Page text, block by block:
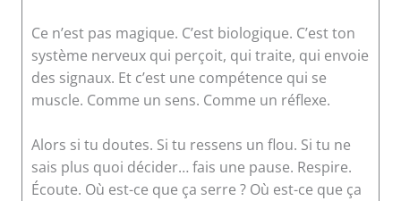
Ce n’est pas magique. C’est biologique. C’est ton
système nerveux qui perçoit, qui traite, qui envoie
des signaux. Et c’est une compétence qui se
muscle. Comme un sens. Comme un réflexe.
Alors si tu doutes. Si tu ressens un flou. Si tu ne
sais plus quoi décider… fais une pause. Respire.
Écoute. Où est-ce que ça serre ? Où est-ce que ça